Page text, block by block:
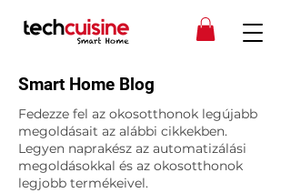
Smart Home Blog
Fedezze fel az okosotthonok legújabb
megoldásait az alábbi cikkekben.
Legyen naprakész az automatizálási
megoldásokkal és az okosotthonok
legjobb termékeivel.